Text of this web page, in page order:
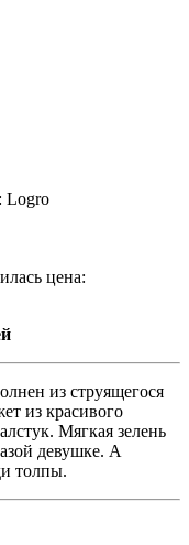
Logro
цена:
из струящегося
из красивого
Мягкая зелень
девушке. А
толпы.